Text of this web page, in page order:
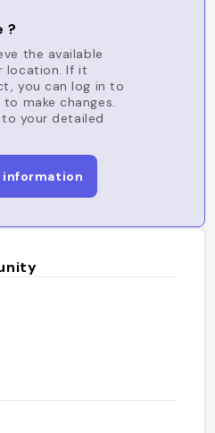
?
the available
location. If it
you can log in to
make changes.
to your detailed
information